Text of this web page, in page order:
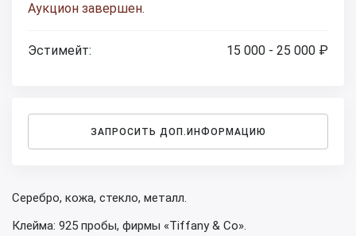
Аукцион завершен.
Эстимейт: 15 000 - 25 000 ₽
ЗАПРОСИТЬ ДОП.ИНФОРМАЦИЮ
Серебро, кожа, стекло, металл.
Клейма: 925 пробы, фирмы «Tiffany & Co».